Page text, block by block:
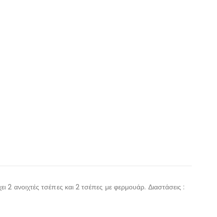
2 ανοιχτές τσέπες και 2 τσέπες με φερμουάρ. Διαστάσεις :